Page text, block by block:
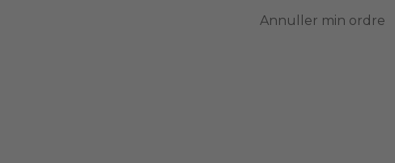
Annuller min ordre